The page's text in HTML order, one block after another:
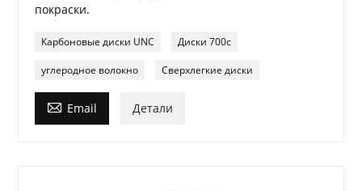
покраски.
Карбоновые диски UNC Диски 700c
углеродное волокно Сверхлегкие диски
 Email Детали